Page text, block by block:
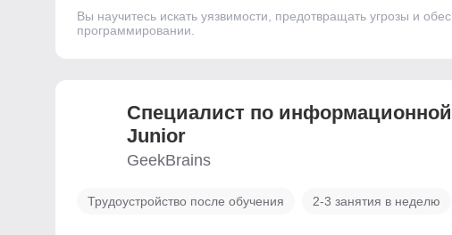
Вы научитесь искать уязвимости, предотвращать угрозы и
программировании.
Специалист по
Junior
GeekBrains
Трудоустройство после обучения 2-3 занятия в неделю